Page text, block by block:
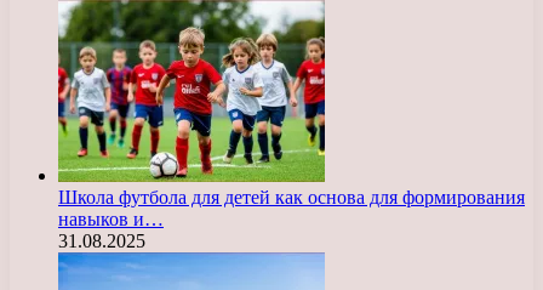
Школа футбола для детей как основа для формирования
навыков и…
31.08.2025